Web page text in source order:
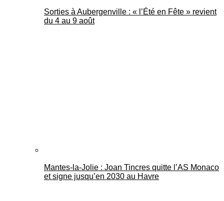
Sorties à Aubergenville : « l’Été en Fête » revient
du 4 au 9 août
Mantes-la-Jolie : Joan Tincres quitte l’AS Monaco
et signe jusqu’en 2030 au Havre